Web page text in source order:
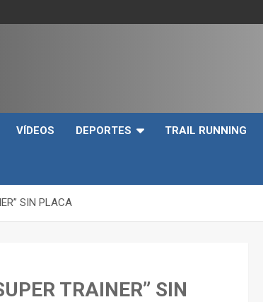
VÍDEOS DEPORTES TRAIL RUNNING
SIN PLACA
TRAINER” SIN